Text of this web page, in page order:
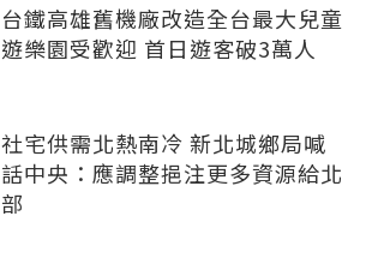
台鐵高雄舊機廠改造全台最大兒童
遊樂園受歡迎 首日遊客破3萬人
社宅供需北熱南冷 新北城鄉局喊
話中央：應調整挹注更多資源給北
部